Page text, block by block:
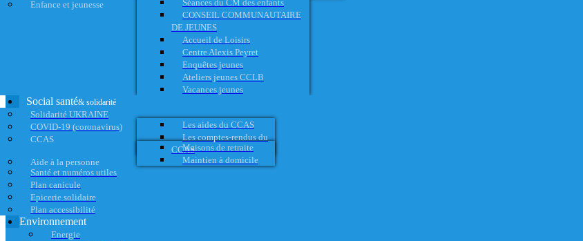
Enfance et jeunesse
Séances du CM des enfants
CONSEIL COMMUNAUTAIRE
DE JEUNES
Accueil de Loisirs
Centre Alexis Peyret
Enquêtes jeunes
Ateliers jeunes CCLB
Vacances jeunes
Social santé& solidarité
Solidarité UKRAINE
COVID-19 (coronavirus)
CCAS
Les aides du CCAS
Les comptes-rendus du
CCAS
Aide à la personne
Maisons de retraite
Maintien à domicile
Santé et numéros utiles
Plan canicule
Epicerie solidaire
Plan accessibilité
Environnement
Energie